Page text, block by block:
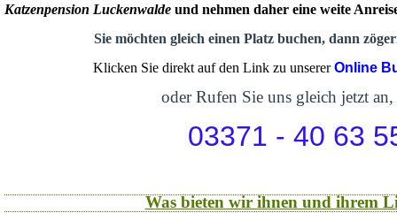
Katzenpension Luckenwalde und nehmen daher eine weite
Sie möchten gleich einen Platz buchen, dann
Klicken Sie direkt auf den Link zu unsererOnline
oder Rufen Sie uns gleich jetzt an,
03371 - 40 63
Was bieten wir ihnen und ihrem